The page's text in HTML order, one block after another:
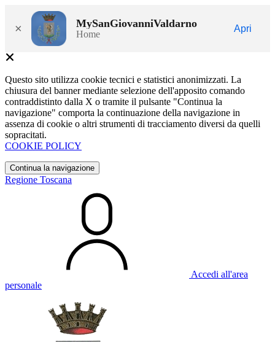
× MySanGiovanniValdarno
Home
Apri
Questo sito utilizza cookie tecnici e statistici anonimizzati. La
chiusura del banner mediante selezione dell'apposito comando
contraddistinto dalla X o tramite il pulsante "Continua la
navigazione" comporta la continuazione della navigazione in
assenza di cookie o altri strumenti di tracciamento diversi da quelli
sopracitati.
COOKIE POLICY
Continua la navigazione
Regione Toscana
Accedi all'area
personale